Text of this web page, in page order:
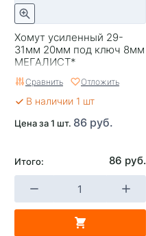
Хомут усиленный 29-
31мм 20мм под ключ 8мм
МЕГАЛИСТ*
Сравнить Отложить
В наличии 1 шт
Цена за 1 шт. 86 руб.
Итого: 86 руб.